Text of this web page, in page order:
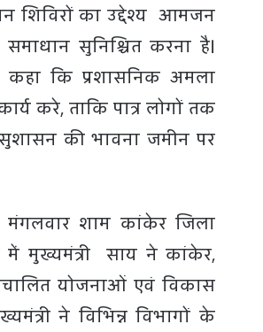
शिविरों का उद्देश्य आमजन
सुनिश्चित करना है।
कहा कि प्रशासनिक अमला
करे, ताकि पात्र लोगों तक
की भावना जमीन पर
मंगलवार शाम कांकेर जिला
मुख्यमंत्री साय ने कांकेर,
योजनाओं एवं विकास
ने विभिन्न विभागों के